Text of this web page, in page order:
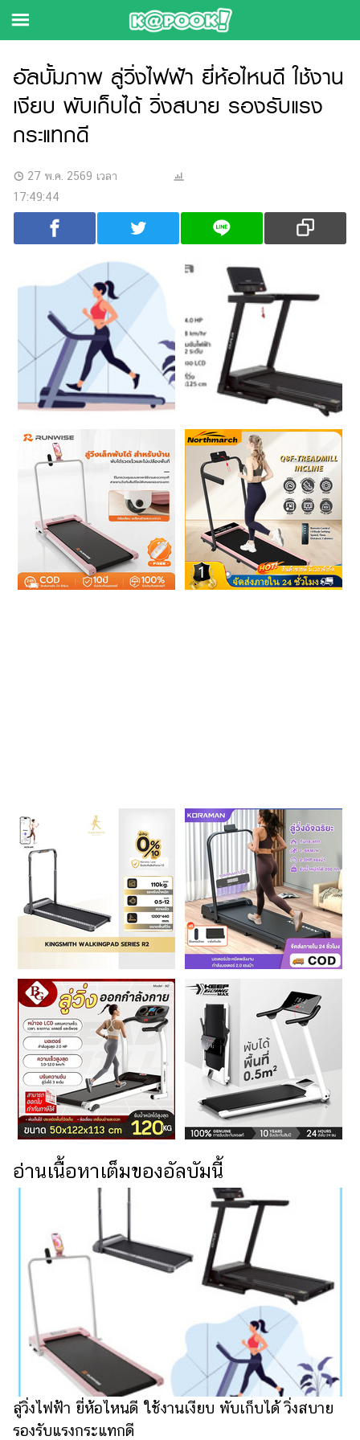
ข่าว-
ความ
รู้
ข่าว
บันเทิง
ฟุตบอล
ศึกษา
บันเทิง
รูปภาพ
ดู
หนัง
Music
Station
ละคร
เกาหลี
ท่อง
เที่ยว
สูตร
อาหาร
ง่ายๆ
ช้อป
ปิ้ง
รถยนต์
บ้าน
และ
การ
ตกแต่ง
มือ
ราคา
ราคา
น้ำมัน
วา
ไร
ตี้
แต่งงาน
แม่
และ
เด็ก
อัลบั้มภาพ ลู่วิ่งไฟฟ้า ยี่ห้อไหนดี ใช้งาน
เงียบ พับเก็บได้ วิ่งสบาย รองรับแรง
กระแทกดี
27 พ.ค. 2569 เวลา
17:49:44
อ่านเนื้อหาเต็มของอัลบัมนี้
ลู่วิ่งไฟฟ้า ยี่ห้อไหนดี ใช้งานเงียบ พับเก็บได้ วิ่งสบาย
รองรับแรงกระแทกดี